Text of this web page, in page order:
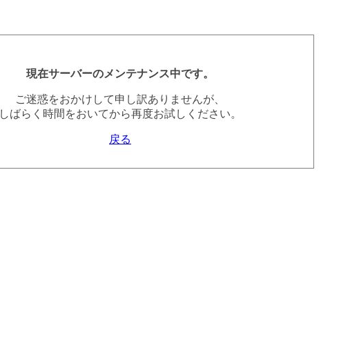
現在サーバーのメンテナンス中です。
ご迷惑をおかけして申し訳ありませんが、
しばらく時間をおいてから再度お試しください。
戻る